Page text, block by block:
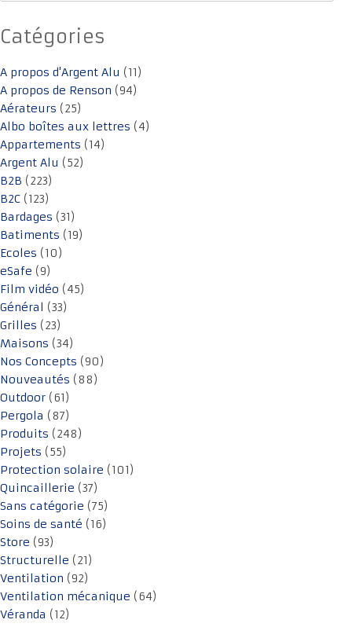
Catégories
A propos d'Argent Alu (11)
A propos de Renson (94)
Aérateurs (25)
Albo boîtes aux lettres (4)
Appartements (14)
Argent Alu (52)
B2B (223)
B2C (123)
Bardages (31)
Batiments (19)
Ecoles (10)
eSafe (9)
Film vidéo (45)
Général (33)
Grilles (23)
Maisons (34)
Nos Concepts (90)
Nouveautés (88)
Outdoor (61)
Pergola (87)
Produits (248)
Projets (55)
Protection solaire (101)
Quincaillerie (37)
Sans catégorie (75)
Soins de santé (16)
Store (93)
Structurelle (21)
Ventilation (92)
Ventilation mécanique (64)
Véranda (12)